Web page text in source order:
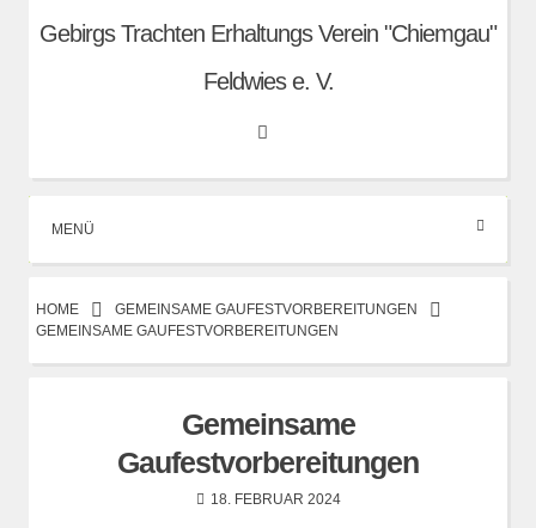
Gebirgs Trachten Erhaltungs Verein "Chiemgau"
Feldwies e. V.
Search
MENÜ
HOME
GEMEINSAME GAUFESTVORBEREITUNGEN
GEMEINSAME GAUFESTVORBEREITUNGEN
Gemeinsame
Gaufestvorbereitungen
18. FEBRUAR 2024